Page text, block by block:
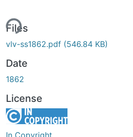
Files
vlv-ss1862.pdf (546.84 KB)
Date
1862
License
In Copyright